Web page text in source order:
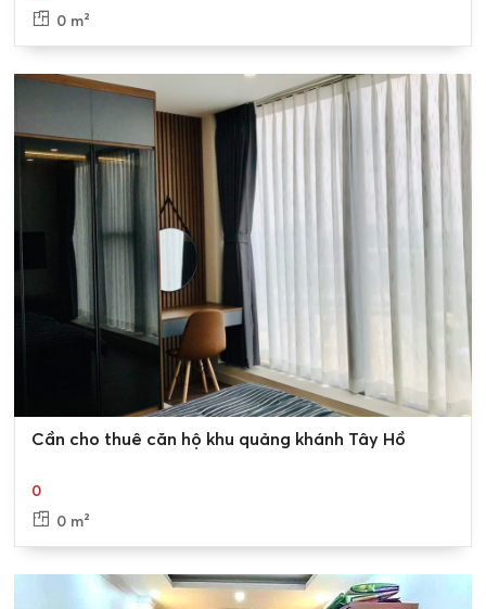
Thị trường cho thuê nhà đất Quảng
Khánh, Tây Hồ
Thị trường cho thuê nhà đất Quảng Khánh Tây Hồ khá
sôi động, với đa dạng các loại hình bất động sản từ nhà
phố, biệt thự, chung cư, đến mặt bằng kinh doanh.
là loại hình bất động sản phổ biến nhất tại
Quảng Khánh. Nhà phố Quảng Khánh thường có diện
tích từ 30-100m2, vị trí thuận lợi, gần các tuyến đường
bán.
Biệt thựQuảng Khánh cũng là một lựa chọn hấp dẫn cho
Quảng Khánh thường có diện tích lớn, từ 150m2 trở lên,
0 m²
Cần cho thuê căn hộ khu quảng khánh Tây Hồ
0
0 m²